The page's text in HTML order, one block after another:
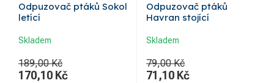
Odpuzovač ptáků Sokol
letící
Skladem
189,00 Kč
170,10 Kč
Odpuzovač ptáků
Havran stojící
Skladem
79,00 Kč
71,10 Kč